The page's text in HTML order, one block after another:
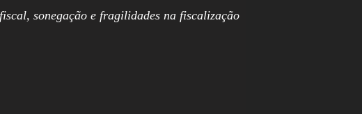
sonegação e fragilidades na fiscalização